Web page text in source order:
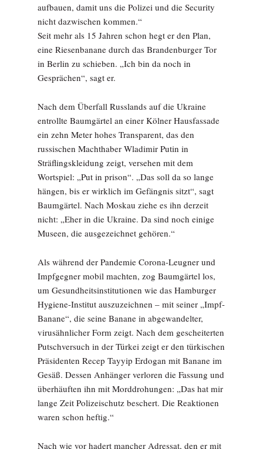
aufbauen, damit uns die Polizei und die Security
nicht dazwischen kommen.“
Seit mehr als 15 Jahren schon hegt er den Plan,
eine Riesenbanane durch das Brandenburger Tor
in Berlin zu schieben. „Ich bin da noch in
Gesprächen“, sagt er.
Nach dem Überfall Russlands auf die Ukraine
entrollte Baumgärtel an einer Kölner Hausfassade
ein zehn Meter hohes Transparent, das den
russischen Machthaber Wladimir Putin in
Sträflingskleidung zeigt, versehen mit dem
Wortspiel: „Put in prison“. „Das soll da so lange
hängen, bis er wirklich im Gefängnis sitzt“, sagt
Baumgärtel. Nach Moskau ziehe es ihn derzeit
nicht: „Eher in die Ukraine. Da sind noch einige
Museen, die ausgezeichnet gehören.“
Als während der Pandemie Corona-Leugner und
Impfgegner mobil machten, zog Baumgärtel los,
um Gesundheitsinstitutionen wie das Hamburger
Hygiene-Institut auszuzeichnen – mit seiner „Impf-
Banane“, die seine Banane in abgewandelter,
virusähnlicher Form zeigt. Nach dem gescheiterten
Putschversuch in der Türkei zeigt er den türkischen
Präsidenten Recep Tayyip Erdogan mit Banane im
Gesäß. Dessen Anhänger verloren die Fassung und
überhäuften ihn mit Morddrohungen: „Das hat mir
lange Zeit Polizeischutz beschert. Die Reaktionen
waren schon heftig.“
Nach wie vor hadert mancher Adressat, den er mit